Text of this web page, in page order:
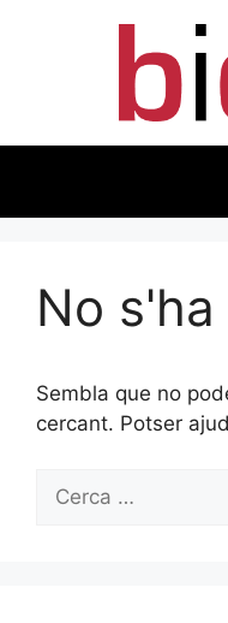
No
Sembla que no
cercant. Potser
Cerca: